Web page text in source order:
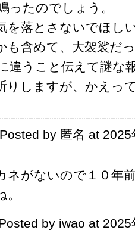
ったのでしょう。
を落とさないでほし
も含めて、大袈裟だ
違うこと伝えて謎な
りしますが、かえっ
Posted by 匿名 at
ネがないので１０年
by iwao at